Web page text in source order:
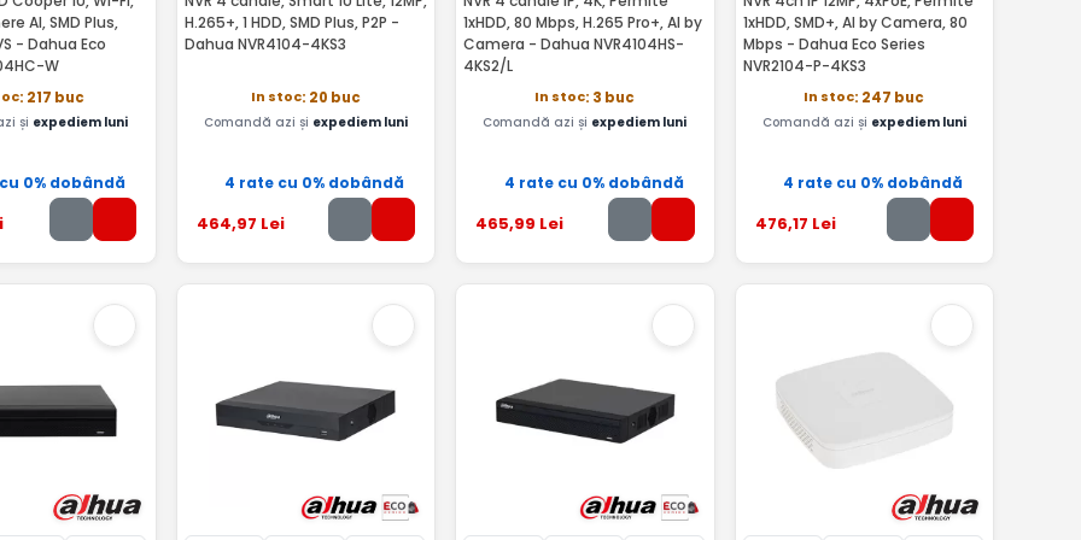
AI, SMD Plus,
- Dahua Eco
W
: 217 buc
și expediem luni
0% dobândă
H.265+, 1 HDD, SMD Plus, P2P -
Dahua NVR4104-4KS3
In stoc: 20 buc
Comandă azi și expediem luni
4 rate cu 0% dobândă
464,97 Lei
1xHDD, 80 Mbps, H.265 Pro+, AI by
Camera - Dahua NVR4104HS-
4KS2/L
In stoc: 3 buc
Comandă azi și expediem luni
4 rate cu 0% dobândă
465,99 Lei
1xHDD, SMD+, AI by Camera, 80
Mbps - Dahua Eco Series
NVR2104-P-4KS3
In stoc: 247 buc
Comandă azi și expediem luni
4 rate cu 0% dobândă
476,17 Lei